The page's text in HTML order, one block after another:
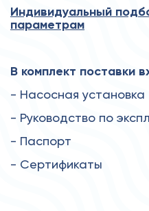
Индивидуальный
параметрам
В комплект поставки
- Насосная установка
- Руководство по
- Паспорт
- Сертификаты